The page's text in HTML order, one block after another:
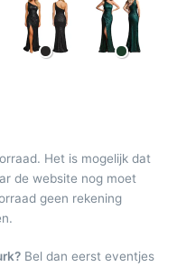
Het is mogelijk dat
de website nog moet
geen rekening
Bel dan eerst eventjes